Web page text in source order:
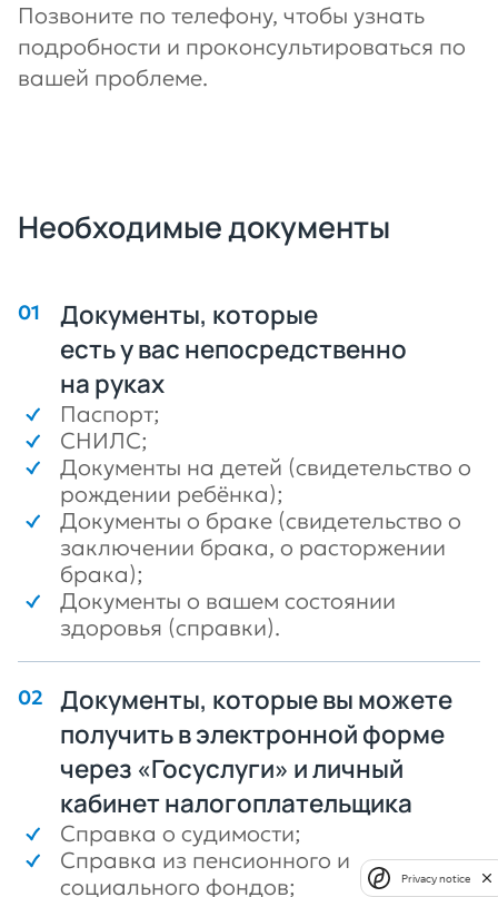
Позвоните по телефону, чтобы узнать
подробности и проконсультироваться по
вашей проблеме.
Необходимые документы
Документы, которые
есть у вас непосредственно
на руках
Паспорт;
СНИЛС;
Документы на детей (свидетельство о
рождении ребёнка);
Документы о браке (свидетельство о
заключении брака, о расторжении
брака);
Документы о вашем состоянии
здоровья (справки).
Документы, которые вы можете
получить в электронной форме
через «Госуслуги» и личный
кабинет налогоплательщика
Справка о судимости;
Справка из пенсионного и
социального фондов;
Privacy notice